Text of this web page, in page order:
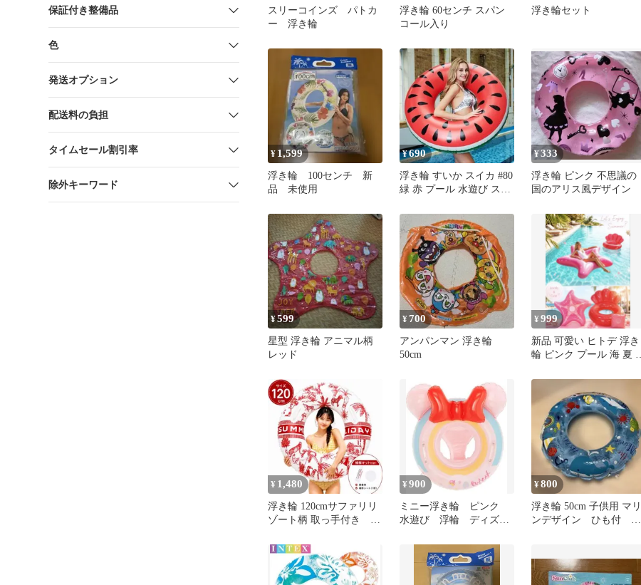
保証付き整備品
色
発送オプション
配送料の負担
タイムセール割引率
除外キーワード
スリーコインズ パトカ
ー 浮き輪
浮き輪 60センチ スパン
コール入り
浮き輪セット
¥ 1,599
浮き輪 100センチ 新
品 未使用
¥690
浮き輪 すいか スイカ #80
緑 赤 プール 水遊び スイ
¥333
浮き輪 ピンク 不思議の
国のアリス風デザイン
¥599
星型 浮き輪 アニマル柄
レッド
¥ 700
アンパンマン 浮き輪
50cm
¥999
新品 可愛い ヒトデ 浮き
輪 ピンク プール 海 夏 映
¥ 1,480
浮き輪 120cmサファリリ
ゾート柄 取っ手付き 人
夏
¥ 900
ミニー浮き輪 ピンク
水遊び 浮輪 ディズニ
¥800
浮き輪 50cm 子供用 マリ
ンデザイン ひも付 ロ